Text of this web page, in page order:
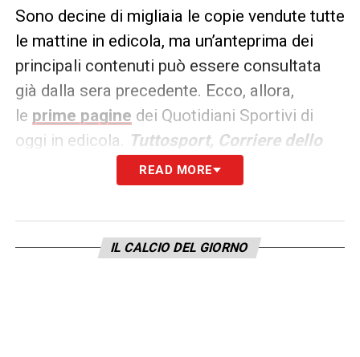
Sono decine di migliaia le copie vendute tutte
le mattine in edicola, ma un’anteprima dei
principali contenuti può essere consultata
già dalla sera precedente. Ecco, allora,
le prime pagine dei Quotidiani Sportivi di
oggi in edicola.
Tuttosport, Corriere dello
Sport e La Gazzetta dello
rappresentano i principali quotidiani
READ MORE
IL CALCIO DEL GIORNO